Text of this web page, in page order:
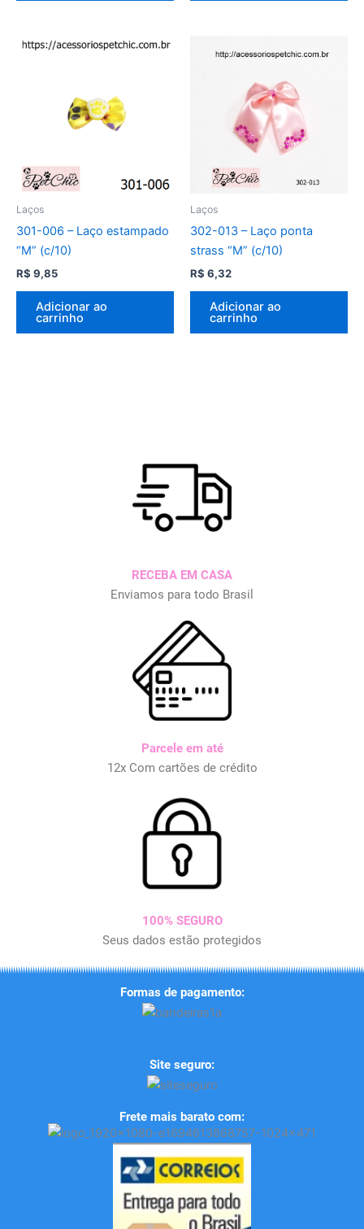
Laços
301-006 – Laço estampado
“M” (c/10)
R$ 9,85
Adicionar ao
carrinho
Laços
302-013 – Laço ponta
strass “M” (c/10)
R$ 6,32
Adicionar ao
carrinho
RECEBA EM CASA
Enviamos para todo Brasil
Parcele em até
12x Com cartões de crédito
100% SEGURO
Seus dados estão protegidos
Formas de pagamento:
Site seguro:
Frete mais barato com: